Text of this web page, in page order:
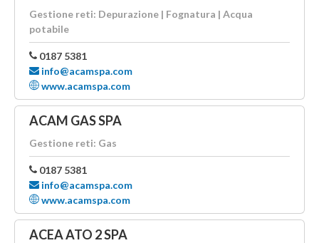
Gestione reti: Depurazione | Fognatura | Acqua
potabile
0187 5381
info@acamspa.com
www.acamspa.com
ACAM GAS SPA
Gestione reti: Gas
0187 5381
info@acamspa.com
www.acamspa.com
ACEA ATO 2 SPA